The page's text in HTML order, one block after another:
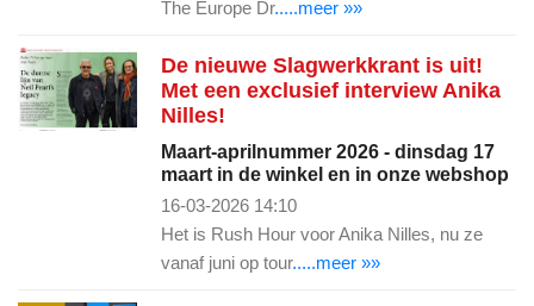
The Europe Dr.....meer »»
De nieuwe Slagwerkkrant is uit!
Met een exclusief interview Anika
Nilles!
Maart-aprilnummer 2026 - dinsdag 17
maart in de winkel en in onze webshop
16-03-2026 14:10
Het is Rush Hour voor Anika Nilles, nu ze
vanaf juni op tour.....meer »»